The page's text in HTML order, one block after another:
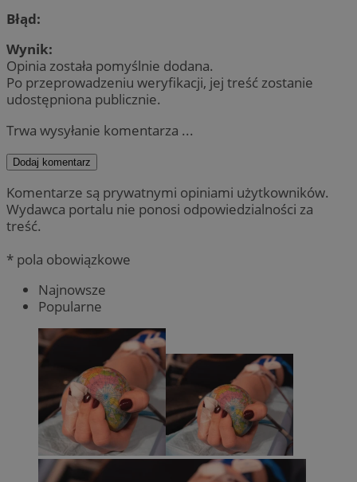
Błąd:
Wynik:
Opinia została pomyślnie dodana.
Po przeprowadzeniu weryfikacji, jej treść zostanie
udostępniona publicznie.
Trwa wysyłanie komentarza ...
Dodaj komentarz
Komentarze są prywatnymi opiniami użytkowników.
Wydawca portalu nie ponosi odpowiedzialności za
treść.
* pola obowiązkowe
Najnowsze
Popularne